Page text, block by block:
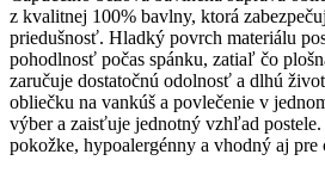
z kvalitnej 100% bavlny, ktorá
priedušnosť. Hladký povrch materiálu
pohodlnosť počas spánku, zatiaľ čo
zaručuje dostatočnú odolnosť a dlhú
obliečku na vankúš a povlečenie v
výber a zaisťuje jednotný vzhľad
pokožke, hypoalergénny a vhodný aj